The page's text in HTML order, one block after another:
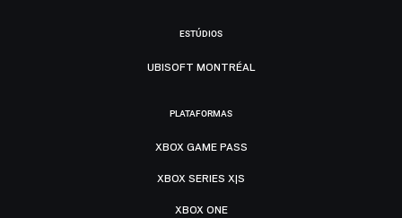
ESTÚDIOS
UBISOFT MONTRÉAL
PLATAFORMAS
XBOX GAME PASS
XBOX SERIES X|S
XBOX ONE